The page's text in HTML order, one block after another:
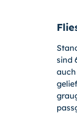
sind